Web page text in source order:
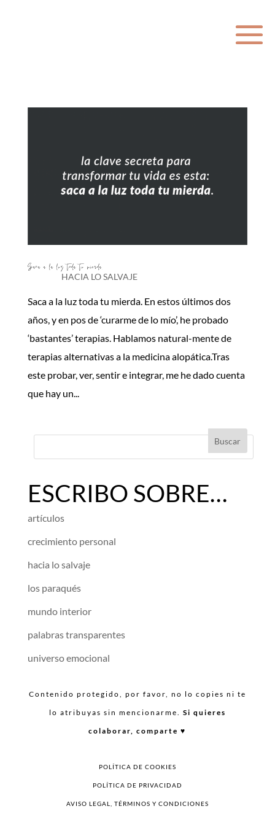
Saca a la luz toda tu mierda.
HACIA LO SALVAJE
Saca a la luz toda tu mierda. En estos últimos dos
años, y en pos de ‘curarme de lo mío’, he probado
‘bastantes’ terapias. Hablamos natural-mente de
terapias alternativas a la medicina alopática.Tras
este probar, ver, sentir e integrar, me he dado cuenta
que hay un...
ESCRIBO SOBRE…
artículos
crecimiento personal
hacia lo salvaje
los paraqués
mundo interior
palabras transparentes
universo emocional
Contenido protegido, por favor, no lo copies ni te
lo atribuyas sin mencionarme. Si quieres
colaborar, comparte ♥︎
POLÍTICA DE COOKIES
POLÍTICA DE PRIVACIDAD
AVISO LEGAL, TÉRMINOS Y CONDICIONES